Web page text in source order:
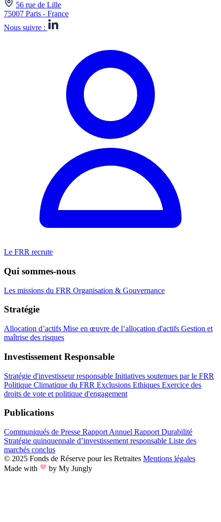
56 rue de Lille
75007 Paris - France
Nous suivre :
Le FRR recrute
Qui sommes-nous
Les missions du FRR Organisation & Gouvernance
Stratégie
Allocation d’actifs Mise en œuvre de l’allocation d'actifs Gestion et
maîtrise des risques
Investissement Responsable
Stratégie d'investisseur responsable Initiatives soutenues par le FRR
Politique Climatique du FRR Exclusions Ethiques Exercice des
droits de vote et politique d'engagement
Publications
Communiqués de Presse Rapport Annuel Rapport Durabilité
Stratégie quinquennale d’investissement responsable Liste des
marchés conclus
© 2025 Fonds de Réserve pour les Retraites Mentions légales
Made with
by My Jungly